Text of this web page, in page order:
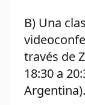
B) Una
través de
18:30 a
Argentina).